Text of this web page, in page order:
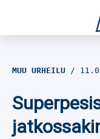
Jalkapallo
MUU URHEILU